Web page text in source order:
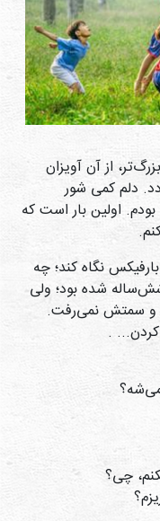
از آن آویزان
دلم کمی شور
اولین بار است که
نگاه کند؛ چه
شده بود؛ ولی
و سمتش نمی‌رفت.
.
چی؟